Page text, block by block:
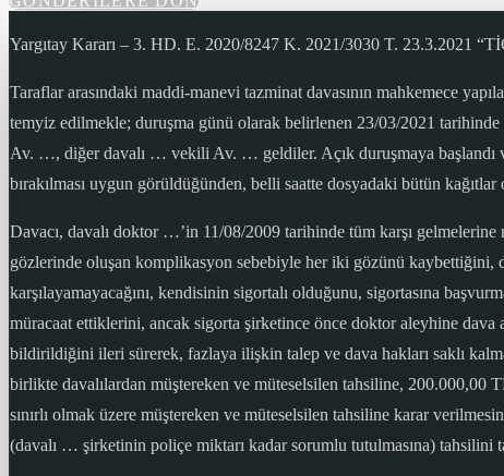
Yargıtay Kararı – 3. HD. E. 2020/8247 K. 2021/3030 T. 23.3.2021
Taraflar arasındaki maddi-manevi tazminat davasının mahkemece
temyiz edilmekle; duruşma günü olarak belirlenen 23/03/2021
Av. …, diğer davalı … vekili Av. … geldiler. Açık duruşmaya başlandı
bırakılması uygun görüldüğünden, belli saatte dosyadaki bütün
Davacı, davalı doktor …’in 11/08/2009 tarihinde tüm karşı gelmelerine
gözlerinde oluşan komplikasyon sebebiyle her iki gözünü kaybettiğini,
karşılayamayacağını, kendisinin sigortalı olduğunu, sigortasına
müracaat ettiklerini, ancak sigorta şirketince önce doktor aleyhine dava
bildirildiğini ileri sürerek, fazlaya ilişkin talep ve dava hakları saklı
birlikte davalılardan müştereken ve müteselsilen tahsiline,
sınırlı olmak üzere müştereken ve müteselsilen tahsiline karar
(davalı … şirketinin poliçe miktarı kadar sorumlu tutulmasına) tahsilini